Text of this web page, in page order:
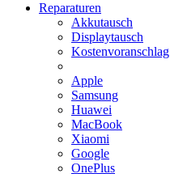
Reparaturen
Akkutausch
Displaytausch
Kostenvoranschlag
Apple
Samsung
Huawei
MacBook
Xiaomi
Google
OnePlus